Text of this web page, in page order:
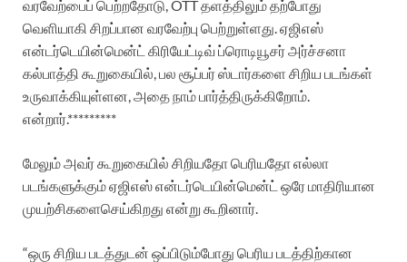
வரவேற்பைப் பெற்றதோடு , OTTதளத்திலும்தற்போது
வெளியாகி சிறப்பான வரவேற்பு பெற்றுள்ளது ஏஜிஎஸ்
என்டர்டெயின்மென்ட் கிரியேட்டிவ் ப்ரொடியூசர்அர்ச்சனா
கல்பாத்தி கூறுகையில் பல சூப்பர்ஸ்டார்களை சிறிய படங்கள்
உருவாக்கியுள்ளன அதைநாம்பார்த்திருக்கிறோம்
என்றார்.*********
மேலும் அவர் கூறுகையில் சிறியதோபெரியதோஎல்லா
படங்களுக்கும்ஏஜிஎஸ்என்டர்டெயின்மென்ட் ஒரேமாதிரியான
முயற்சிகளைசெய்கிறது என்று கூறினார்
“ஒரு சிறிய படத்துடன் ஒப்பிடும்போது பெரிய படத்திற்கான